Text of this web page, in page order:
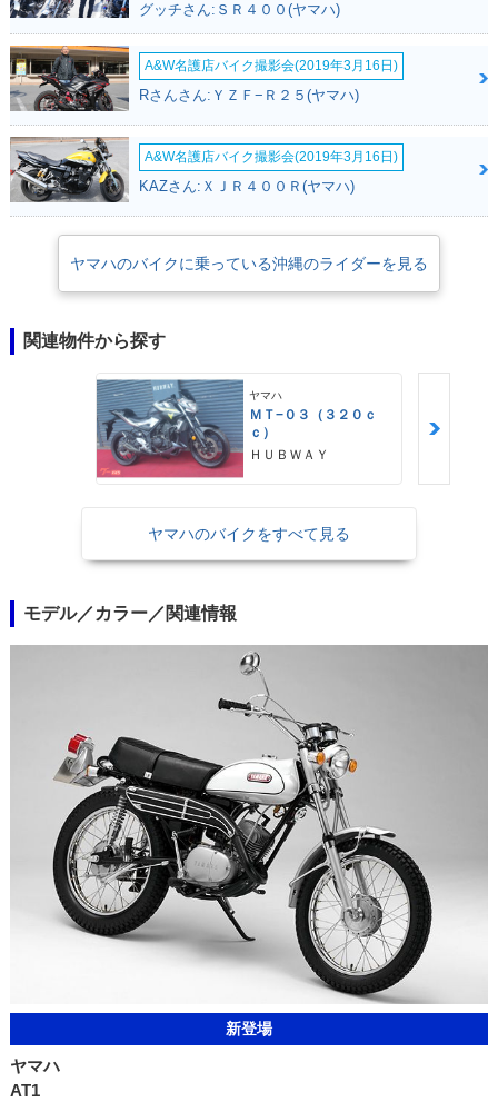
グッチさん:ＳＲ４００(ヤマハ)
A&W名護店バイク撮影会(2019年3月16日)
Rさんさん:ＹＺＦ−Ｒ２５(ヤマハ)
A&W名護店バイク撮影会(2019年3月16日)
KAZさん:ＸＪＲ４００Ｒ(ヤマハ)
ヤマハのバイクに乗っている沖縄のライダーを見る
関連物件から探す
ヤマハ
ＭＴ−０３（３２０ｃ
ｃ）
ＨＵＢＷＡＹ
ヤマハのバイクをすべて見る
モデル／カラー／関連情報
新登場
ヤマハ
AT1